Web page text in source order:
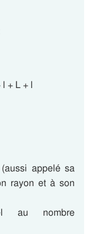
+ L + l
appelé sa
rayon et à son
au nombre